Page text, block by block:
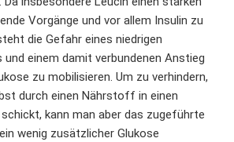
Vorgänge und vor allem Insulin zu
die Gefahr eines niedrigen
und einem damit verbundenen Anstieg
zu mobilisieren. Um zu verhindern,
durch einen Nährstoff in einen
kann man aber das zugeführte
wenig zusätzlicher Glukose